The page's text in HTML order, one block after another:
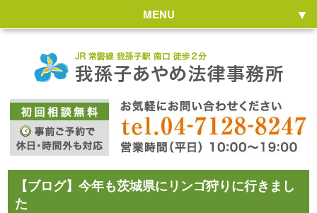
MENU
【ブログ】今年も茨城県にリンゴ狩りに行きまし
た